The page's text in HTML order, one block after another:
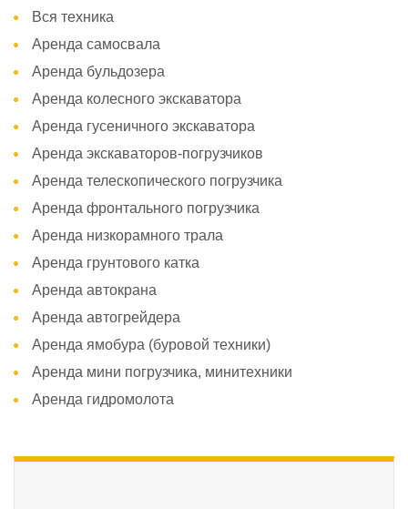
Вся техника
Аренда самосвала
Аренда бульдозера
Аренда колесного экскаватора
Аренда гусеничного экскаватора
Аренда экскаваторов-погрузчиков
Аренда телескопического погрузчика
Аренда фронтального погрузчика
Аренда низкорамного трала
Аренда грунтового катка
Аренда автокрана
Аренда автогрейдера
Аренда ямобура (буровой техники)
Аренда мини погрузчика, минитехники
Аренда гидромолота